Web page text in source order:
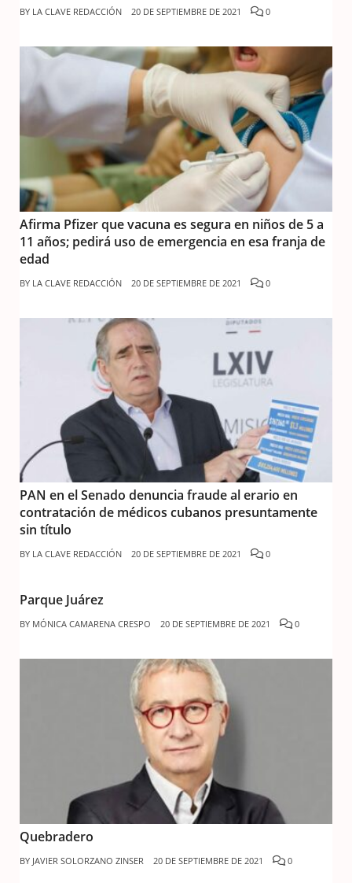
BY LA CLAVE REDACCIÓN 20 DE SEPTIEMBRE DE 2021 0
Afirma Pfizer que vacuna es segura en niños de 5 a
11 años; pedirá uso de emergencia en esa franja de
edad
BY LA CLAVE REDACCIÓN 20 DE SEPTIEMBRE DE 2021 0
PAN en el Senado denuncia fraude al erario en
contratación de médicos cubanos presuntamente
sin título
BY LA CLAVE REDACCIÓN 20 DE SEPTIEMBRE DE 2021 0
Parque Juárez
BY MÓNICA CAMARENA CRESPO 20 DE SEPTIEMBRE DE 2021 0
Quebradero
BY JAVIER SOLORZANO ZINSER 20 DE SEPTIEMBRE DE 2021 0